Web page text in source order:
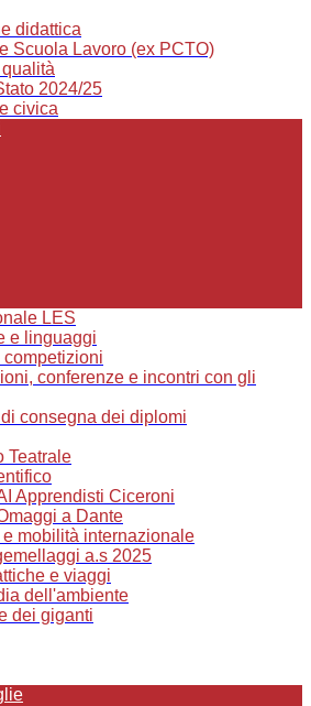
didattica
Scuola Lavoro (ex PCTO)
2024/25
civica
LES
e linguaggi
conferenze e incontri con gli
consegna dei diplomi
Teatrale
Apprendisti Ciceroni
a Dante
e mobilità internazionale
a.s 2025
e viaggi
dell'ambiente
dei giganti